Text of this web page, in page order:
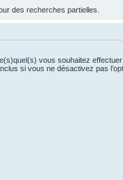
des recherches partielles.
vous souhaitez
si vous ne désactivez pas